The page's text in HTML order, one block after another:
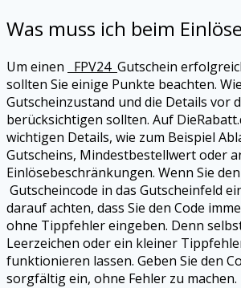
Was muss ich beim
Um einen FPV24 Gutschein
sollten Sie einige Punkte beachten.
Gutscheinzustand und die Details vor
berücksichtigen sollten. Auf
wichtigen Details, wie zum Beispiel
Gutscheins, Mindestbestellwert oder
Einlösebeschränkungen. Wenn Sie den
Gutscheincode in das Gutscheinfeld
darauf achten, dass Sie den Code
ohne Tippfehler eingeben. Denn
Leerzeichen oder ein kleiner
funktionieren lassen. Geben Sie den
sorgfältig ein, ohne Fehler zu machen.